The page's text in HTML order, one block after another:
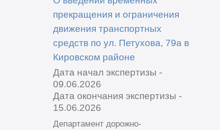
прекращения и ограничения
движения транспортных
средств по ул. Петухова, 79а в
Кировском районе
Дата начал экспертизы -
09.06.2026
Дата окончания экспертизы -
15.06.2026
Департамент дорожно-